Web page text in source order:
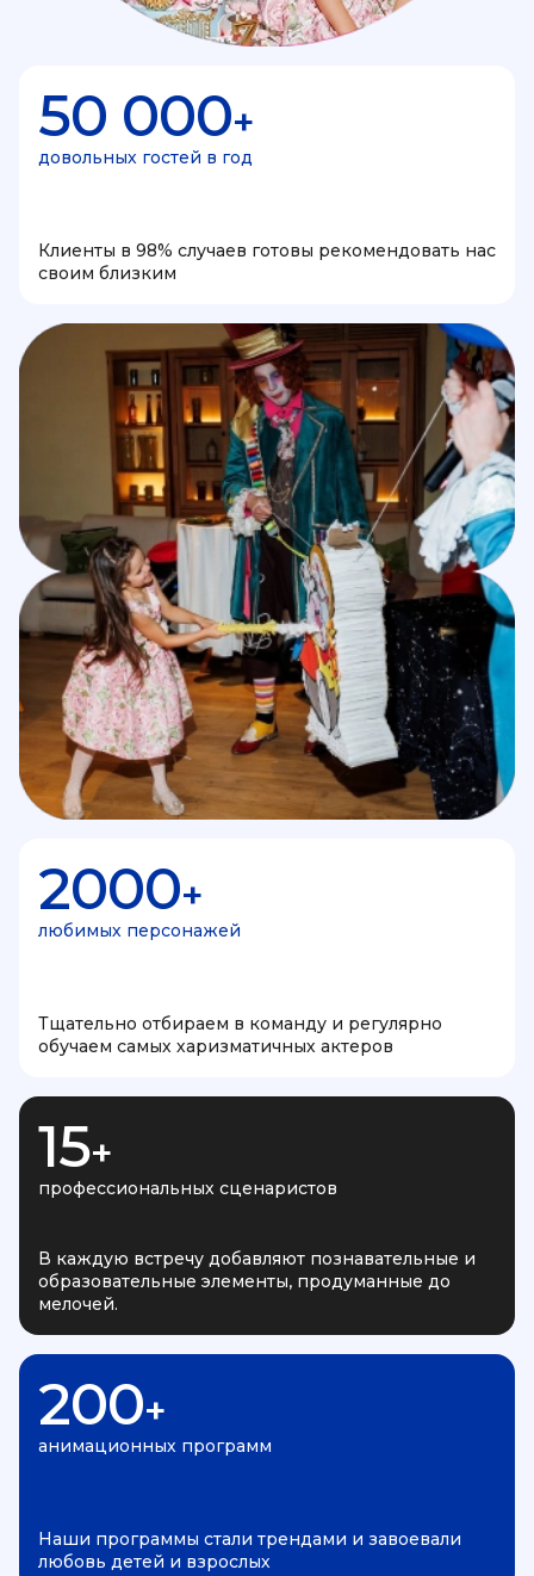
50 000+
довольных гостей в год
Клиенты в 98% случаев готовы рекомендовать нас
своим близким
2000+
любимых персонажей
Тщательно отбираем в команду и регулярно
обучаем самых харизматичных актеров
15+
профессиональных сценаристов
В каждую встречу добавляют познавательные и
образовательные элементы, продуманные до
мелочей.
200+
анимационных программ
Наши программы стали трендами и завоевали
любовь детей и взрослых